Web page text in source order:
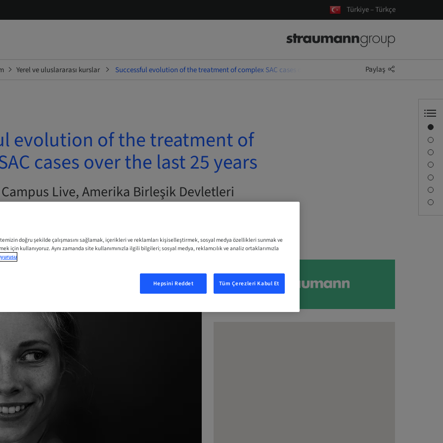
Türkiye – Türkçe
Yerel ve uluslararası kurslar Successful evolution of the treatment of complex SAC cases over the last 25 years Paylaş
evolution of the treatment of
cases over the last 25 years
Live, Amerika Birleşik Devletleri
doğru şekilde çalışmasını sağlamak, içerikleri ve reklamları kişiselleştirmek, sosyal medya özellikleri sunmak ve
için kullanıyoruz. Aynı zamanda site kullanımınızla ilgili bilgileri; sosyal medya, reklamcılık ve analiz ortaklarımızla
Hepsini Reddet Tüm Çerezleri Kabul Et